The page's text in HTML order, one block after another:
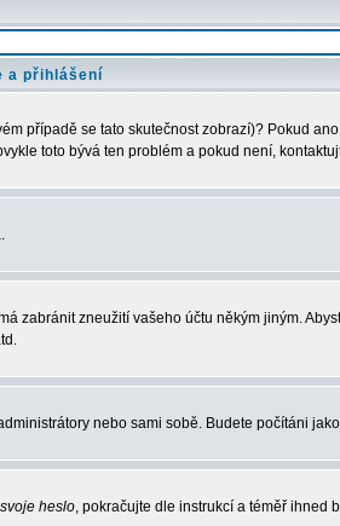
a přihlášení
případě se tato skutečnost zobrazí)? Pokud
toto bývá ten problém a pokud není,
zabránit zneužití vašeho účtu někým jiným.
nebo sami sobě. Budete počítáni
heslo, pokračujte dle instrukcí a téměř ihned